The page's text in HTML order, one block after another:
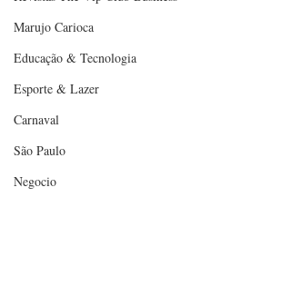
Marujo Carioca
Educação & Tecnologia
Esporte & Lazer
Carnaval
São Paulo
Negocio